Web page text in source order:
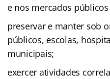
e nos mercados
preservar e manter sob
públicos, escolas,
municipais;
exercer atividades